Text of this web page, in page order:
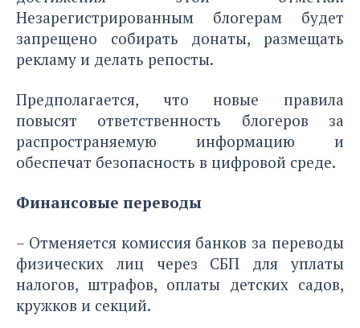
Незарегистрированным блогерам будет
запрещено собирать донаты, размещать
рекламу и делать репосты.
Предполагается, что новые правила
повысят ответственность блогеров за
распространяемую информацию и
обеспечат безопасность в цифровой среде.
Финансовые переводы
– Отменяется комиссия банков за переводы
физических лиц через СБП для уплаты
налогов, штрафов, оплаты детских садов,
кружков и секций.